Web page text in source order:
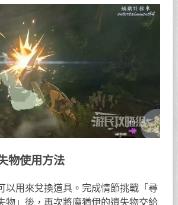
物使用方法
以用來兌換道具。完成情節挑戰「尋
物」後，再次將魔猶伊的遺失物交給